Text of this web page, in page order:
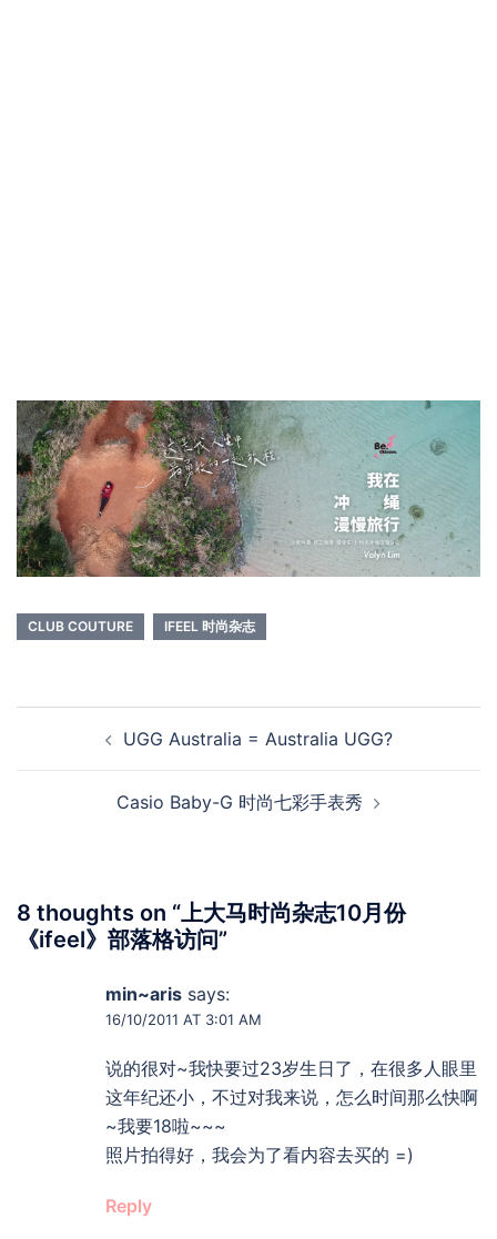
CLUB COUTURE IFEEL 时尚杂志
navigationUGG Australia = Australia UGG?
Casio Baby-G 时尚七彩手表秀
8 thoughts on “上大马时尚杂志10月份
《ifeel》部落格访问”
min~aris says:
16/10/2011 AT 3:01 AM
说的很对~我快要过23岁生日了，在很多人眼里
这年纪还小，不过对我来说，怎么时间那么快啊
~我要18啦~~~
照片拍得好，我会为了看内容去买的 =)
Reply